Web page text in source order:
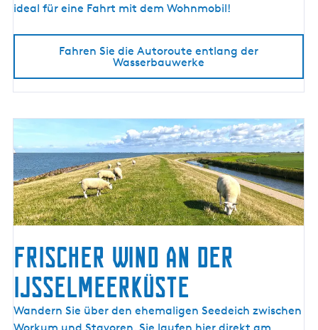
t
g
d
W
a
s
s
e
r
b
u
w
e
ideal für eine Fahrt mit dem Wohnmobil!
Fahren Sie die Autoroute entlang der
Wasserbauwerke
Frischer Wind an der
IJsselmeerküste
F
r
Wandern Sie über den ehemaligen Seedeich zwischen